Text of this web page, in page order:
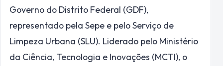
Governo do Distrito Federal (GDF),
representado pela Sepe e pelo Serviço de
Limpeza Urbana (SLU). Liderado pelo Ministério
da Ciência, Tecnologia e Inovações (MCTI), o